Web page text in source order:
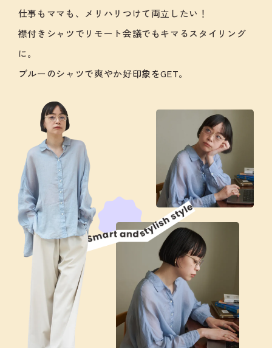
仕事もママも、メリハリつけて両立したい！
襟付きシャツでリモート会議でもキマるスタイリング
に。
ブルーのシャツで爽やか好印象をGET。